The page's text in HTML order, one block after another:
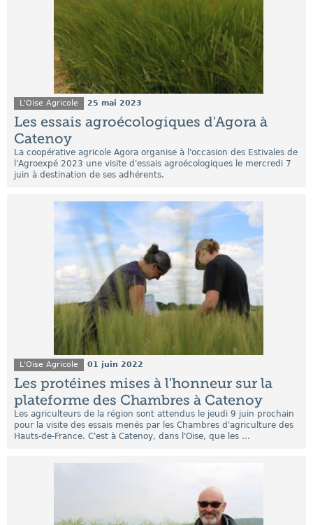
L'Oise Agricole 25 mai 2023
Les essais agroécologiques d'Agora à
Catenoy
La coopérative agricole Agora organise à l'occasion des Estivales de
l'Agroexpé 2023 une visite d'essais agroécologiques le mercredi 7
juin à destination de ses adhérents.
L'Oise Agricole 01 juin 2022
Les protéines mises à l'honneur sur la
plateforme des Chambres à Catenoy
Les agriculteurs de la région sont attendus le jeudi 9 juin prochain
pour la visite des essais menés par les Chambres d'agriculture des
Hauts-de-France. C'est à Catenoy, dans l'Oise, que les ...